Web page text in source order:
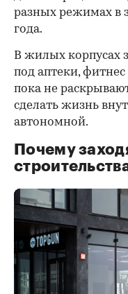
разных режимах в
года.
В жилых корпусах
под аптеки,
пока не
сделать жизнь
автономной.
Почему